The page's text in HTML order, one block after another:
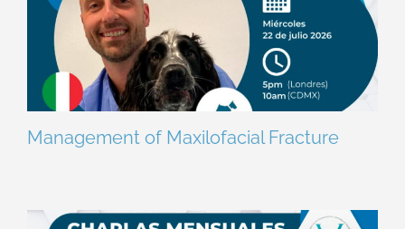
Management of Maxilofacial Fracture